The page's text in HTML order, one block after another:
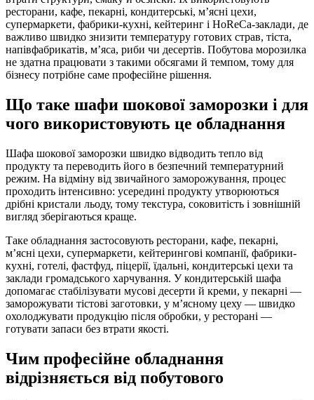
ресторани, кафе, пекарні, кондитерські, м’ясні цехи,
супермаркети, фабрики-кухні, кейтеринг і HoReCa-заклади, де
важливо швидко знизити температуру готових страв, тіста,
напівфабрикатів, м’яса, риби чи десертів. Побутова морозилка
не здатна працювати з такими обсягами й темпом, тому для
бізнесу потрібне саме професійне рішення.
Що таке шафи шокової заморозки і для
чого використовують це обладнання
Шафа шокової заморозки швидко відводить тепло від
продукту та переводить його в безпечний температурний
режим. На відміну від звичайного заморожування, процес
проходить інтенсивно: усередині продукту утворюються
дрібні кристали льоду, тому текстура, соковитість і зовнішній
вигляд зберігаються краще.
Таке обладнання застосовують ресторани, кафе, пекарні,
м’ясні цехи, супермаркети, кейтерингові компанії, фабрики-
кухні, готелі, фастфуд, піцерії, їдальні, кондитерські цехи та
заклади громадського харчування. У кондитерській шафа
допомагає стабілізувати мусові десерти й креми, у пекарні —
заморожувати тістові заготовки, у м’ясному цеху — швидко
охолоджувати продукцію після обробки, у ресторані —
готувати запаси без втрати якості.
Чим професійне обладнання
відрізняється від побутового